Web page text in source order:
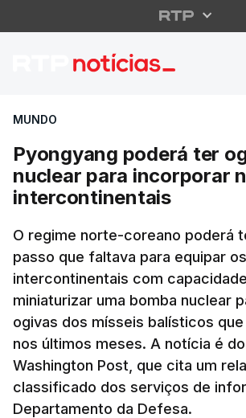
Pyongyang
MUNDO
Pyongyang poderá ter
nuclear para incorporar
intercontinentais
O regime norte-coreano poderá
passo que faltava para equipar
intercontinentais com
miniaturizar uma bomba nuclear
ogivas dos mísseis balísticos
nos últimos meses. A notícia é
Washington Post, que cita um
classificado dos serviços de
Departamento da Defesa.